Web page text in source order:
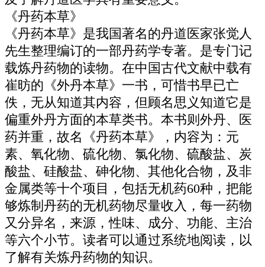
《丹药本草》
《丹药本草》是我国著名的丹道医家张觉人
先生整理编订的一部丹药学专著。是专门记
载炼丹药物的读物。在中国古代文献中载有
崔昉的《外丹本草》一书，可惜书早已亡
佚，无从知道其内容，但顾名思义知道它是
偏重外丹方面的本草类书。本书则外丹、医
药并重，故名《丹药本草》，内容为：元
素、氧化物、硫化物、氯化物、硫酸盐、炭
酸盐、硅酸盐、砷化物、其他化合物，及非
金属类等十个项目，包括无机药60种，把能
够炼制丹药的无机药物尽量收入，每一药物
又分异名，来源，性味、成分、功能、主治
等六个小节。读者可以通过系统地阅读，以
了解有关炼丹药物的知识。